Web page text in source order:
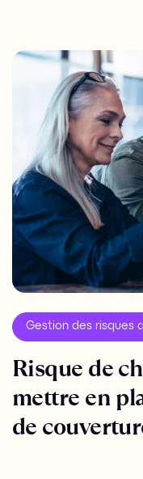
Gestion des risques
Risque de
mettre en
de